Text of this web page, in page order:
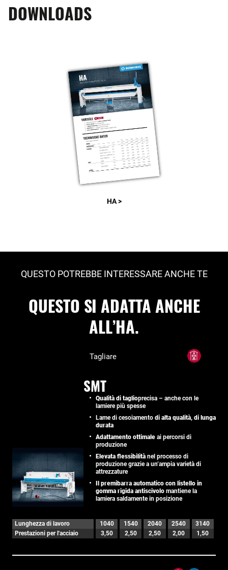
DOWNLOADS
HA >
QUESTO POTREBBE INTERESSARE ANCHE TE
QUESTO SI ADATTA ANCHE
ALL’HA.
Tagliare
SMT
Qualità di taglioprecisa – anche con le
lamiere più spesse
Lame di cesoiamento di alta qualità, di lunga
durata
Adattamento ottimale ai percorsi di
produzione
Elevata flessibilità nel processo di
produzione grazie a un’ampia varietà di
attrezzature
Il premibarra automatico con listello in
gomma rigida antiscivolo mantiene la
lamiera saldamente in posizione
Lunghezza di lavoro 1040 1540 2040 2540
3140
Prestazioni per l'acciaio
3,50 2,50 2,50 2,00 1,50